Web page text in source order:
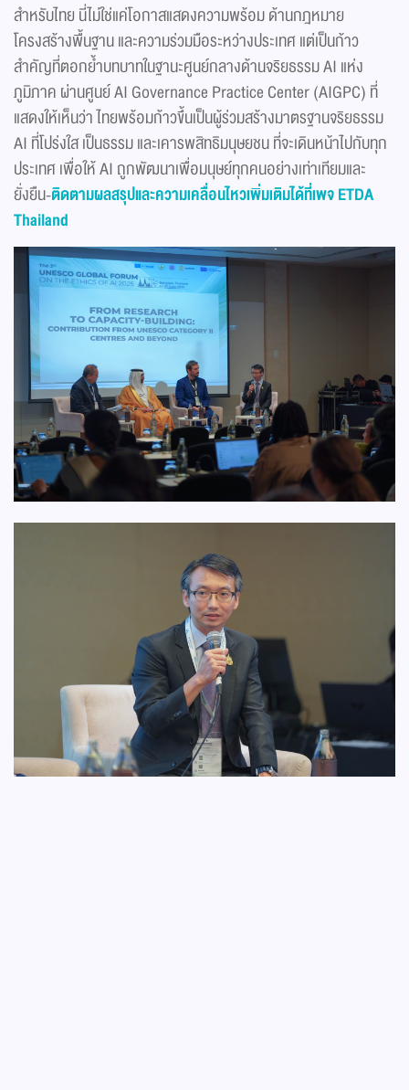
สำหรับไทย นี่ไม่ใช่แค่โอกาสแสดงความพร้อม ด้านกฎหมาย
โครงสร้างพื้นฐาน และความร่วมมือระหว่างประเทศ แต่เป็นก้าว
สำคัญที่ตอกย้ำบทบาทในฐานะศูนย์กลางด้านจริยธรรม AI แห่ง
ภูมิภาค ผ่านศูนย์ AI Governance Practice Center (AIGPC) ที่
แสดงให้เห็นว่า ไทยพร้อมก้าวขึ้นเป็นผู้ร่วมสร้างมาตรฐานจริยธรรม
AI ที่โปร่งใส เป็นธรรม และเคารพสิทธิมนุษยชน ที่จะเดินหน้าไปกับทุก
ประเทศ เพื่อให้ AI ถูกพัฒนาเพื่อมนุษย์ทุกคนอย่างเท่าเทียมและ
ยั่งยืน-ติดตามผลสรุปและความเคลื่อนไหวเพิ่มเติมได้ที่เพจETDA
Thailand